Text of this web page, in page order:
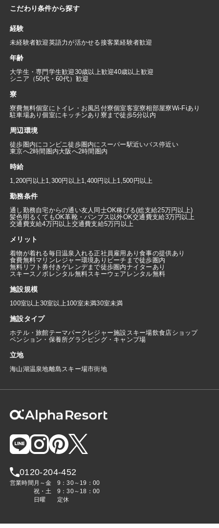
こだわり条件から探す
経験
未経験者歓迎英語力が活かせる接客業経験者歓迎
年齢
大学生・専門学生歓迎30歳以上歓迎40歳以上歓迎
シニア（50代・60代）歓迎
寮
寮費無料個室にトイレ・お風呂付寮個室客室寮相部屋寮Wi-Fiあり
駐車場あり個室にキッチンあり 寮まで徒歩5分以内
周辺環境
徒歩圏内にコンビニ徒歩圏内にスーパー駅近いバス停近い
東京へ2時間圏内大阪へ2時間圏内
時給
1,200円以上1,300円以上1,400円以上1,500円以上
勤務条件
通し勤務自宅からの通い友人同士OK稼げる(総支給25万円以上)
髪色明るくてもOK革靴・パンプス以外OK交通費支給3万円以上
交通費支給4万円以上交通費支給5万円以上
メリット
着物が着れる毎日温泉入れる正社員雇用あり食事の提供あり
食費無料マリンレジャー環境あり ビーチまで徒歩圏内
無料リフト券付きゲレンデまで徒歩圏内ナイターあり
スキースノボレンタル無料スキーウェアレンタル無料
施設規模
100室以上30室以上100室未満30室未満
施設タイプ
ホテル・旅館テーマパーク レジャー施設 スキー場飲食店ショップ
ペンション・保養所グランピング・キャンプ場
立地
海山湖温泉地離島 スキー場市街地
0120-204-452
営業時間 月～金
9：30～19：00
祝・土
9：30～18：00
日曜
定休